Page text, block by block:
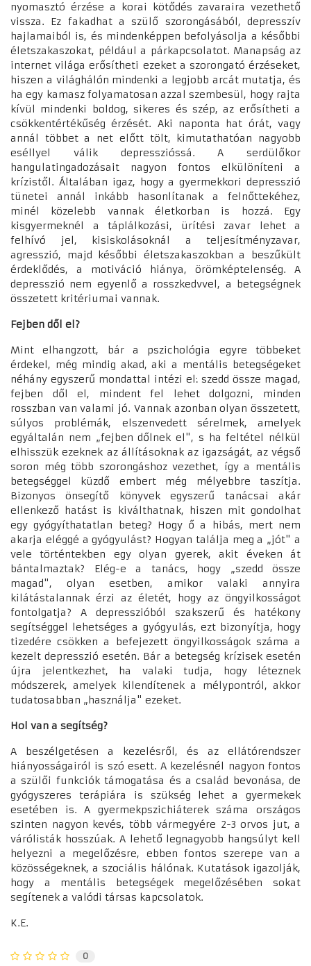
nyomasztó érzése a korai kötődés zavaraira vezethető
vissza. Ez fakadhat a szülő szorongásából, depresszív
hajlamaiból is, és mindenképpen befolyásolja a későbbi
életszakaszokat, például a párkapcsolatot. Manapság az
internet világa erősítheti ezeket a szorongató érzéseket,
hiszen a világhálón mindenki a legjobb arcát mutatja, és
ha egy kamasz folyamatosan azzal szembesül, hogy rajta
kívül mindenki boldog, sikeres és szép, az erősítheti a
csökkentértékűség érzését. Aki naponta hat órát, vagy
annál többet a net előtt tölt, kimutathatóan nagyobb
eséllyel válik depresszióssá. A serdülőkor
hangulatingadozásait nagyon fontos elkülöníteni a
krízistől. Általában igaz, hogy a gyermekkori depresszió
tünetei annál inkább hasonlítanak a felnőttekéhez,
minél közelebb vannak életkorban is hozzá. Egy
kisgyermeknél a táplálkozási, ürítési zavar lehet a
felhívó jel, kisiskolásoknál a teljesítményzavar,
agresszió, majd későbbi életszakaszokban a beszűkült
érdeklődés, a motiváció hiánya, örömképtelenség. A
depresszió nem egyenlő a rosszkedvvel, a betegségnek
összetett kritériumai vannak.
Fejben dől el?
Mint elhangzott, bár a pszichológia egyre többeket
érdekel, még mindig akad, aki a mentális betegségeket
néhány egyszerű mondattal intézi el: szedd össze magad,
fejben dől el, mindent fel lehet dolgozni, minden
rosszban van valami jó. Vannak azonban olyan összetett,
súlyos problémák, elszenvedett sérelmek, amelyek
egyáltalán nem „fejben dőlnek el", s ha feltétel nélkül
elhisszük ezeknek az állításoknak az igazságát, az végső
soron még több szorongáshoz vezethet, így a mentális
betegséggel küzdő embert még mélyebbre taszítja.
Bizonyos önsegítő könyvek egyszerű tanácsai akár
ellenkező hatást is kiválthatnak, hiszen mit gondolhat
egy gyógyíthatatlan beteg? Hogy ő a hibás, mert nem
akarja eléggé a gyógyulást? Hogyan találja meg a „jót" a
vele történtekben egy olyan gyerek, akit éveken át
bántalmaztak? Elég-e a tanács, hogy „szedd össze
magad", olyan esetben, amikor valaki annyira
kilátástalannak érzi az életét, hogy az öngyilkosságot
fontolgatja? A depresszióból szakszerű és hatékony
segítséggel lehetséges a gyógyulás, ezt bizonyítja, hogy
tizedére csökken a befejezett öngyilkosságok száma a
kezelt depresszió esetén. Bár a betegség krízisek esetén
újra jelentkezhet, ha valaki tudja, hogy léteznek
módszerek, amelyek kilendítenek a mélypontról, akkor
tudatosabban „használja" ezeket.
Hol van a segítség?
A beszélgetésen a kezelésről, és az ellátórendszer
hiányosságairól is szó esett. A kezelésnél nagyon fontos
a szülői funkciók támogatása és a család bevonása, de
gyógyszeres terápiára is szükség lehet a gyermekek
esetében is. A gyermekpszichiáterek száma országos
szinten nagyon kevés, több vármegyére 2-3 orvos jut, a
várólisták hosszúak. A lehető legnagyobb hangsúlyt kell
helyezni a megelőzésre, ebben fontos szerepe van a
közösségeknek, a szociális hálónak. Kutatások igazolják,
hogy a mentális betegségek megelőzésében sokat
segítenek a valódi társas kapcsolatok.
K.E.
0